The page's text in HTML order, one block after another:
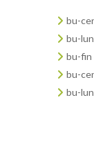
bu-
bu-
bu-fin
bu-
bu-